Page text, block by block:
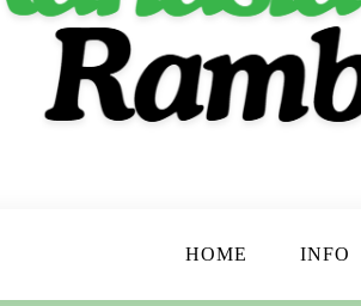
HOME INFO